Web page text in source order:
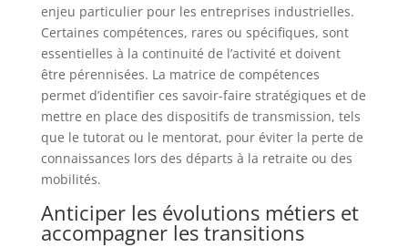
enjeu particulier pour les entreprises industrielles.
Certaines compétences, rares ou spécifiques, sont
essentielles à la continuité de l’activité et doivent
être pérennisées. La matrice de compétences
permet d’identifier ces savoir-faire stratégiques et de
mettre en place des dispositifs de transmission, tels
que le tutorat ou le mentorat, pour éviter la perte de
connaissances lors des départs à la retraite ou des
mobilités.
Anticiper les évolutions métiers et
accompagner les transitions